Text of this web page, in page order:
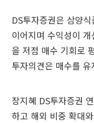
DS투자증권은 삼양
이어지며 수익성이
을 저점 매수 기회로
투자의견은 매수를 유
장지혜 DS투자증권
하고 해외 비중 확대